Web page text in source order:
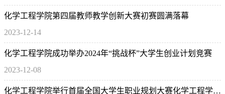
化学工程学院第四届教师教学创新大赛初赛圆满落幕
2023-12-14
化学工程学院成功举办2024年“挑战杯”大学生创业计划竞赛
2023-12-08
化学工程学院举行首届全国大学生职业规划大赛化学工程学院院赛